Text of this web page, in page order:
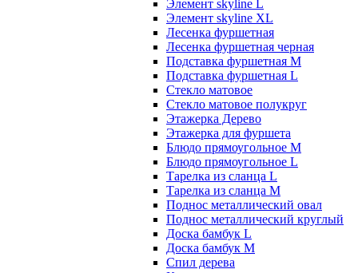
Элемент skyline L
Элемент skyline XL
Лесенка фуршетная
Лесенка фуршетная черная
Подставка фуршетная M
Подставка фуршетная L
Стекло матовое
Стекло матовое полукруг
Этажерка Дерево
Этажерка для фуршета
Блюдо прямоугольное M
Блюдо прямоугольное L
Тарелка из сланца L
Тарелка из сланца M
Поднос металлический овал
Поднос металлический круглый
Доска бамбук L
Доска бамбук M
Спил дерева